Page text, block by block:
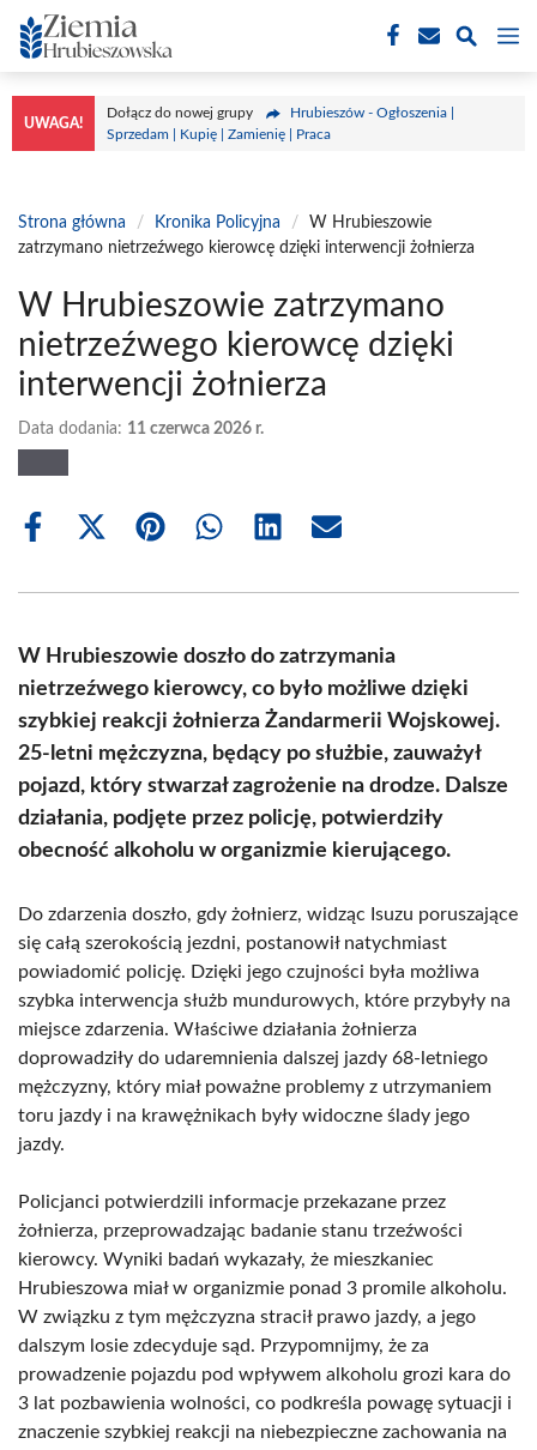
Przejdź
do
treści
UWAGA!
Dołącz do nowej grupy
Hrubieszów - Ogłoszenia |
Sprzedam | Kupię | Zamienię | Praca
Strona główna / Kronika Policyjna /
W Hrubieszowie
zatrzymano nietrzeźwego kierowcę dzięki interwencji żołnierza
W Hrubieszowie zatrzymano
nietrzeźwego kierowcę dzięki
interwencji żołnierza
Data dodania: 11 czerwca 2026 r.
Share
Share
(Twitter)
Share Share Share Share
W Hrubieszowie doszło do zatrzymania
nietrzeźwego kierowcy, co było możliwe dzięki
szybkiej reakcji żołnierza Żandarmerii Wojskowej.
25-letni mężczyzna, będący po służbie, zauważył
pojazd, który stwarzał zagrożenie na drodze. Dalsze
działania, podjęte przez policję, potwierdziły
obecność alkoholu w organizmie kierującego.
Do zdarzenia doszło, gdy żołnierz, widząc Isuzu poruszające
się całą szerokością jezdni, postanowił natychmiast
powiadomić policję. Dzięki jego czujności była możliwa
szybka interwencja służb mundurowych, które przybyły na
miejsce zdarzenia. Właściwe działania żołnierza
doprowadziły do udaremnienia dalszej jazdy 68-letniego
mężczyzny, który miał poważne problemy z utrzymaniem
toru jazdy i na krawężnikach były widoczne ślady jego
jazdy.
Policjanci potwierdzili informacje przekazane przez
żołnierza, przeprowadzając badanie stanu trzeźwości
kierowcy. Wyniki badań wykazały, że mieszkaniec
Hrubieszowa miał w organizmie ponad 3 promile alkoholu.
W związku z tym mężczyzna stracił prawo jazdy, a jego
dalszym losie zdecyduje sąd. Przypomnijmy, że za
prowadzenie pojazdu pod wpływem alkoholu grozi kara do
3 lat pozbawienia wolności, co podkreśla powagę sytuacji i
znaczenie szybkiej reakcji na niebezpieczne zachowania na